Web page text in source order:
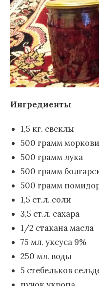
Ингредиенты
1,5 кг. свеклы
500 грамм моркови
500 грамм лука
500 грамм
500 грамм
1,5 ст.л. соли
3,5 ст.л. сахара
1/2 стакана масла
75 мл. уксуса 9%
250 мл. воды
5 стебельков